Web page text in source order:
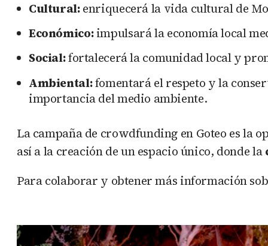
Cultural:enriquecerá la vida cultural de
Económico:impulsará la economía local
Social:fortalecerá la comunidad local y
Ambiental:fomentará el respeto y la
importancia del medio ambiente.
La campaña de crowdfunding en Goteo es la
así a la creación de un espacio único, donde la
Para colaborar y obtener más información